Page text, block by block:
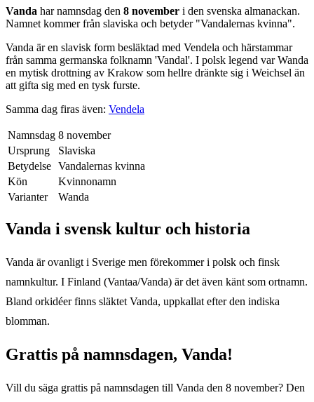
Vanda har namnsdag den 8 november i den svenska almanackan.
Namnet kommer från slaviska och betyder "Vandalernas kvinna".
Vanda är en slavisk form besläktad med Vendela och härstammar
från samma germanska folknamn 'Vandal'. I polsk legend var Wanda
en mytisk drottning av Krakow som hellre dränkte sig i Weichsel än
att gifta sig med en tysk furste.
Samma dag firas även: Vendela
Namnsdag 8 november
Ursprung
Slaviska
Betydelse Vandalernas kvinna
Kön
Kvinnonamn
Varianter
Wanda
Vanda i svensk kultur och historia
Vanda är ovanligt i Sverige men förekommer i polsk och finsk
namnkultur. I Finland (Vantaa/Vanda) är det även känt som ortnamn.
Bland orkidéer finns släktet Vanda, uppkallat efter den indiska
blomman.
Grattis på namnsdagen, Vanda!
Vill du säga grattis på namnsdagen till Vanda den 8 november? Den